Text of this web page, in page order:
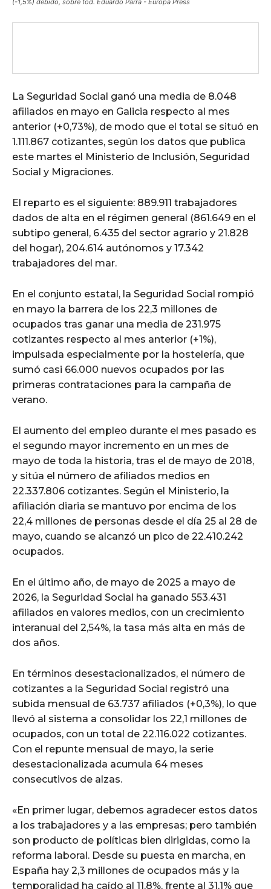
La Seguridad Social ganó una media de 8.048
afiliados en mayo en Galicia respecto al mes
anterior (+0,73%), de modo que el total se situó en
1.111.867 cotizantes, según los datos que publica
este martes el Ministerio de Inclusión, Seguridad
Social y Migraciones.
El reparto es el siguiente: 889.911 trabajadores
dados de alta en el régimen general (861.649 en el
subtipo general, 6.435 del sector agrario y 21.828
del hogar), 204.614 autónomos y 17.342
trabajadores del mar.
En el conjunto estatal, la Seguridad Social rompió
en mayo la barrera de los 22,3 millones de
ocupados tras ganar una media de 231.975
cotizantes respecto al mes anterior (+1%),
impulsada especialmente por la hostelería, que
sumó casi 66.000 nuevos ocupados por las
primeras contrataciones para la campaña de
verano.
El aumento del empleo durante el mes pasado es
el segundo mayor incremento en un mes de
mayo de toda la historia, tras el de mayo de 2018,
y sitúa el número de afiliados medios en
22.337.806 cotizantes. Según el Ministerio, la
afiliación diaria se mantuvo por encima de los
22,4 millones de personas desde el día 25 al 28 de
mayo, cuando se alcanzó un pico de 22.410.242
ocupados.
En el último año, de mayo de 2025 a mayo de
2026, la Seguridad Social ha ganado 553.431
afiliados en valores medios, con un crecimiento
interanual del 2,54%, la tasa más alta en más de
dos años.
En términos desestacionalizados, el número de
cotizantes a la Seguridad Social registró una
subida mensual de 63.737 afiliados (+0,3%), lo que
llevó al sistema a consolidar los 22,1 millones de
ocupados, con un total de 22.116.022 cotizantes.
Con el repunte mensual de mayo, la serie
desestacionalizada acumula 64 meses
consecutivos de alzas.
«En primer lugar, debemos agradecer estos datos
a los trabajadores y a las empresas; pero también
son producto de políticas bien dirigidas, como la
reforma laboral. Desde su puesta en marcha, en
España hay 2,3 millones de ocupados más y la
temporalidad ha caído al 11,8%, frente al 31,1% que